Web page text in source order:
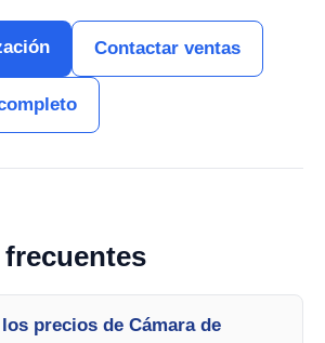
Contactar ventas
precios de Cámara de